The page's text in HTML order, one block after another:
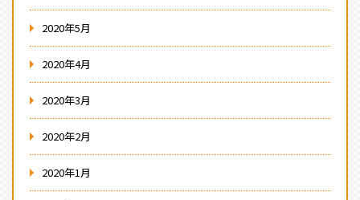
2020年5月
2020年4月
2020年3月
2020年2月
2020年1月